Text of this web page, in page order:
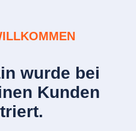
wurde bei
Kunden